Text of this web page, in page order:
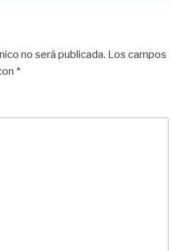
no será publicada. Los campos
*